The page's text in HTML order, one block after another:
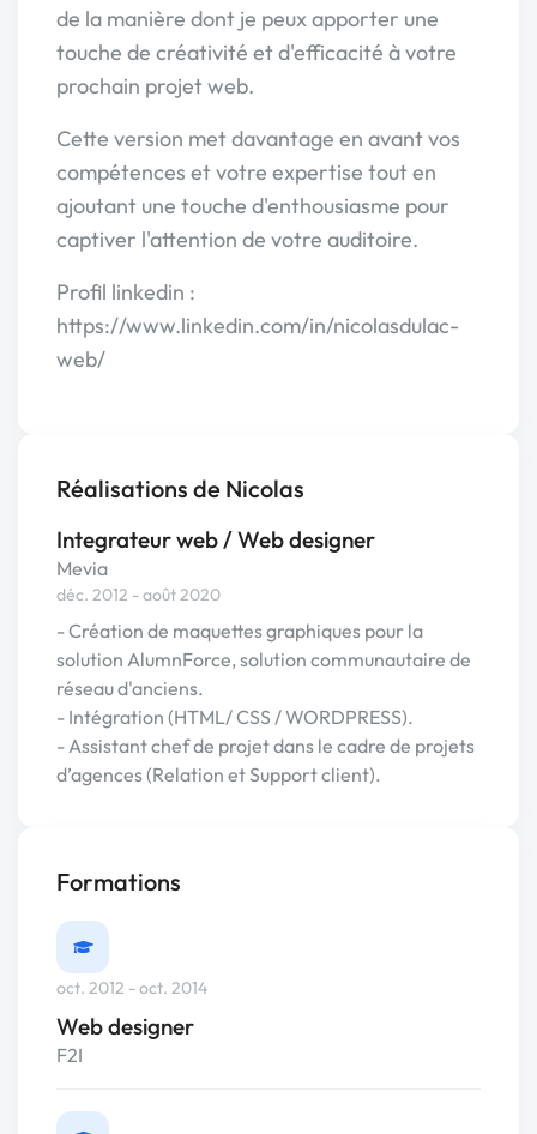
de la manière dont je peux apporter une
touche de créativité et d'efficacité à votre
prochain projet web.
Cette version met davantage en avant vos
compétences et votre expertise tout en
ajoutant une touche d'enthousiasme pour
captiver l'attention de votre auditoire.
Profil linkedin :
https://www.linkedin.com/in/nicolasdulac-
web/
Réalisations de Nicolas
Integrateur web / Web designer
Mevia
déc. 2012 - août 2020
- Création de maquettes graphiques pour la
solution AlumnForce, solution communautaire de
réseau d'anciens.
- Intégration (HTML/ CSS / WORDPRESS).
- Assistant chef de projet dans le cadre de projets
d’agences (Relation et Support client).
Formations
oct. 2012 - oct. 2014
Web designer
F2I